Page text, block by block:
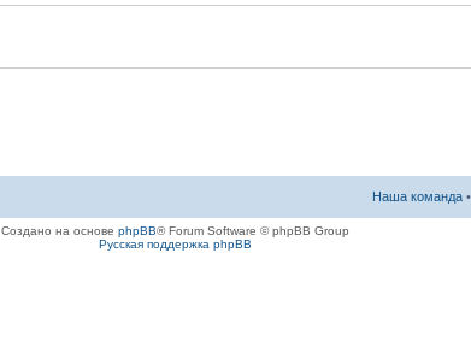
Наша команда •
Создано на основе phpBB® Forum Software © phpBB Group
Русская поддержка phpBB